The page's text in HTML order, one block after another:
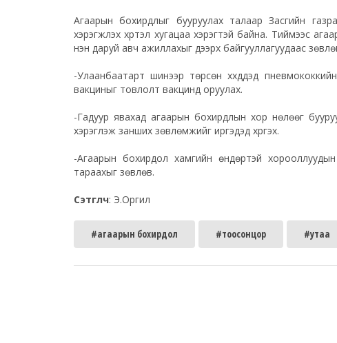
Агаарын бохирдлыг бууруулах талаар Засгийн
хэрэгжүүлэх хүртэл хугацаа хэрэгтэй байна. Тиймээс
нэн даруй авч ажиллахыг дээрх байгууллагуудаас
-Улаанбаатарт шинээр төрсөн хүүхдүүдэд
вакциныг товлолт вакцинд оруулах.
-Гадуур явахад агаарын бохирдлын хор нөлөөг
хэрэглэж занших зөвлөмжийг иргэдэд хүргэх.
-Агаарын бохирдол хамгийн өндөртэй хорооллуудын
тараахыг зөвлөв.
Сэтгүүлч: Э.Оргил
#агаарын бохирдол #тоосонцор #утаа